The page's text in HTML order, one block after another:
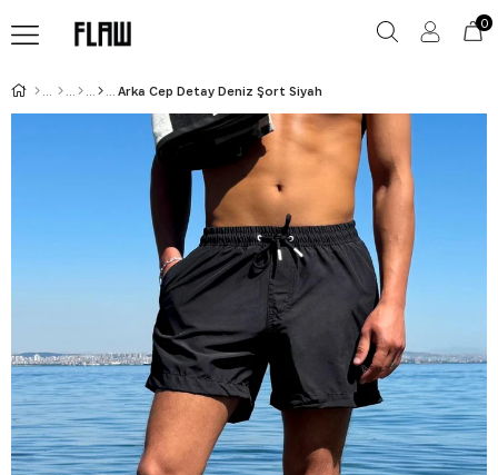
0
Arka Cep Detay Deniz Şort Siyah